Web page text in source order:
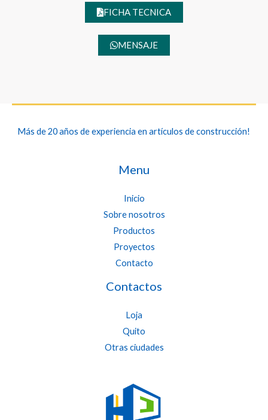
FICHA TECNICA
MENSAJE
Más de 20 años de experiencia en artículos de construcción!
Menu
Inicio
Sobre nosotros
Productos
Proyectos
Contacto
Contactos
Loja
Quito
Otras ciudades